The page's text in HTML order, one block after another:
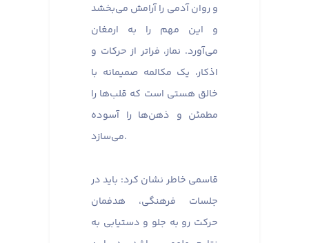
و روان آدمی را آرامش می‌بخشد
و این مهم را به ارمغان
می‌آورد. نماز، فراتر از حرکات و
اذکار، یک مکالمه صمیمانه با
خالق هستی است که قلب‌ها را
مطمئن و ذهن‌ها را آسوده
می‌سازد.
قاسمی خاطر نشان کرد: باید در
جلسات فرهنگی، هدفمان
حرکت رو به جلو و دستیابی به